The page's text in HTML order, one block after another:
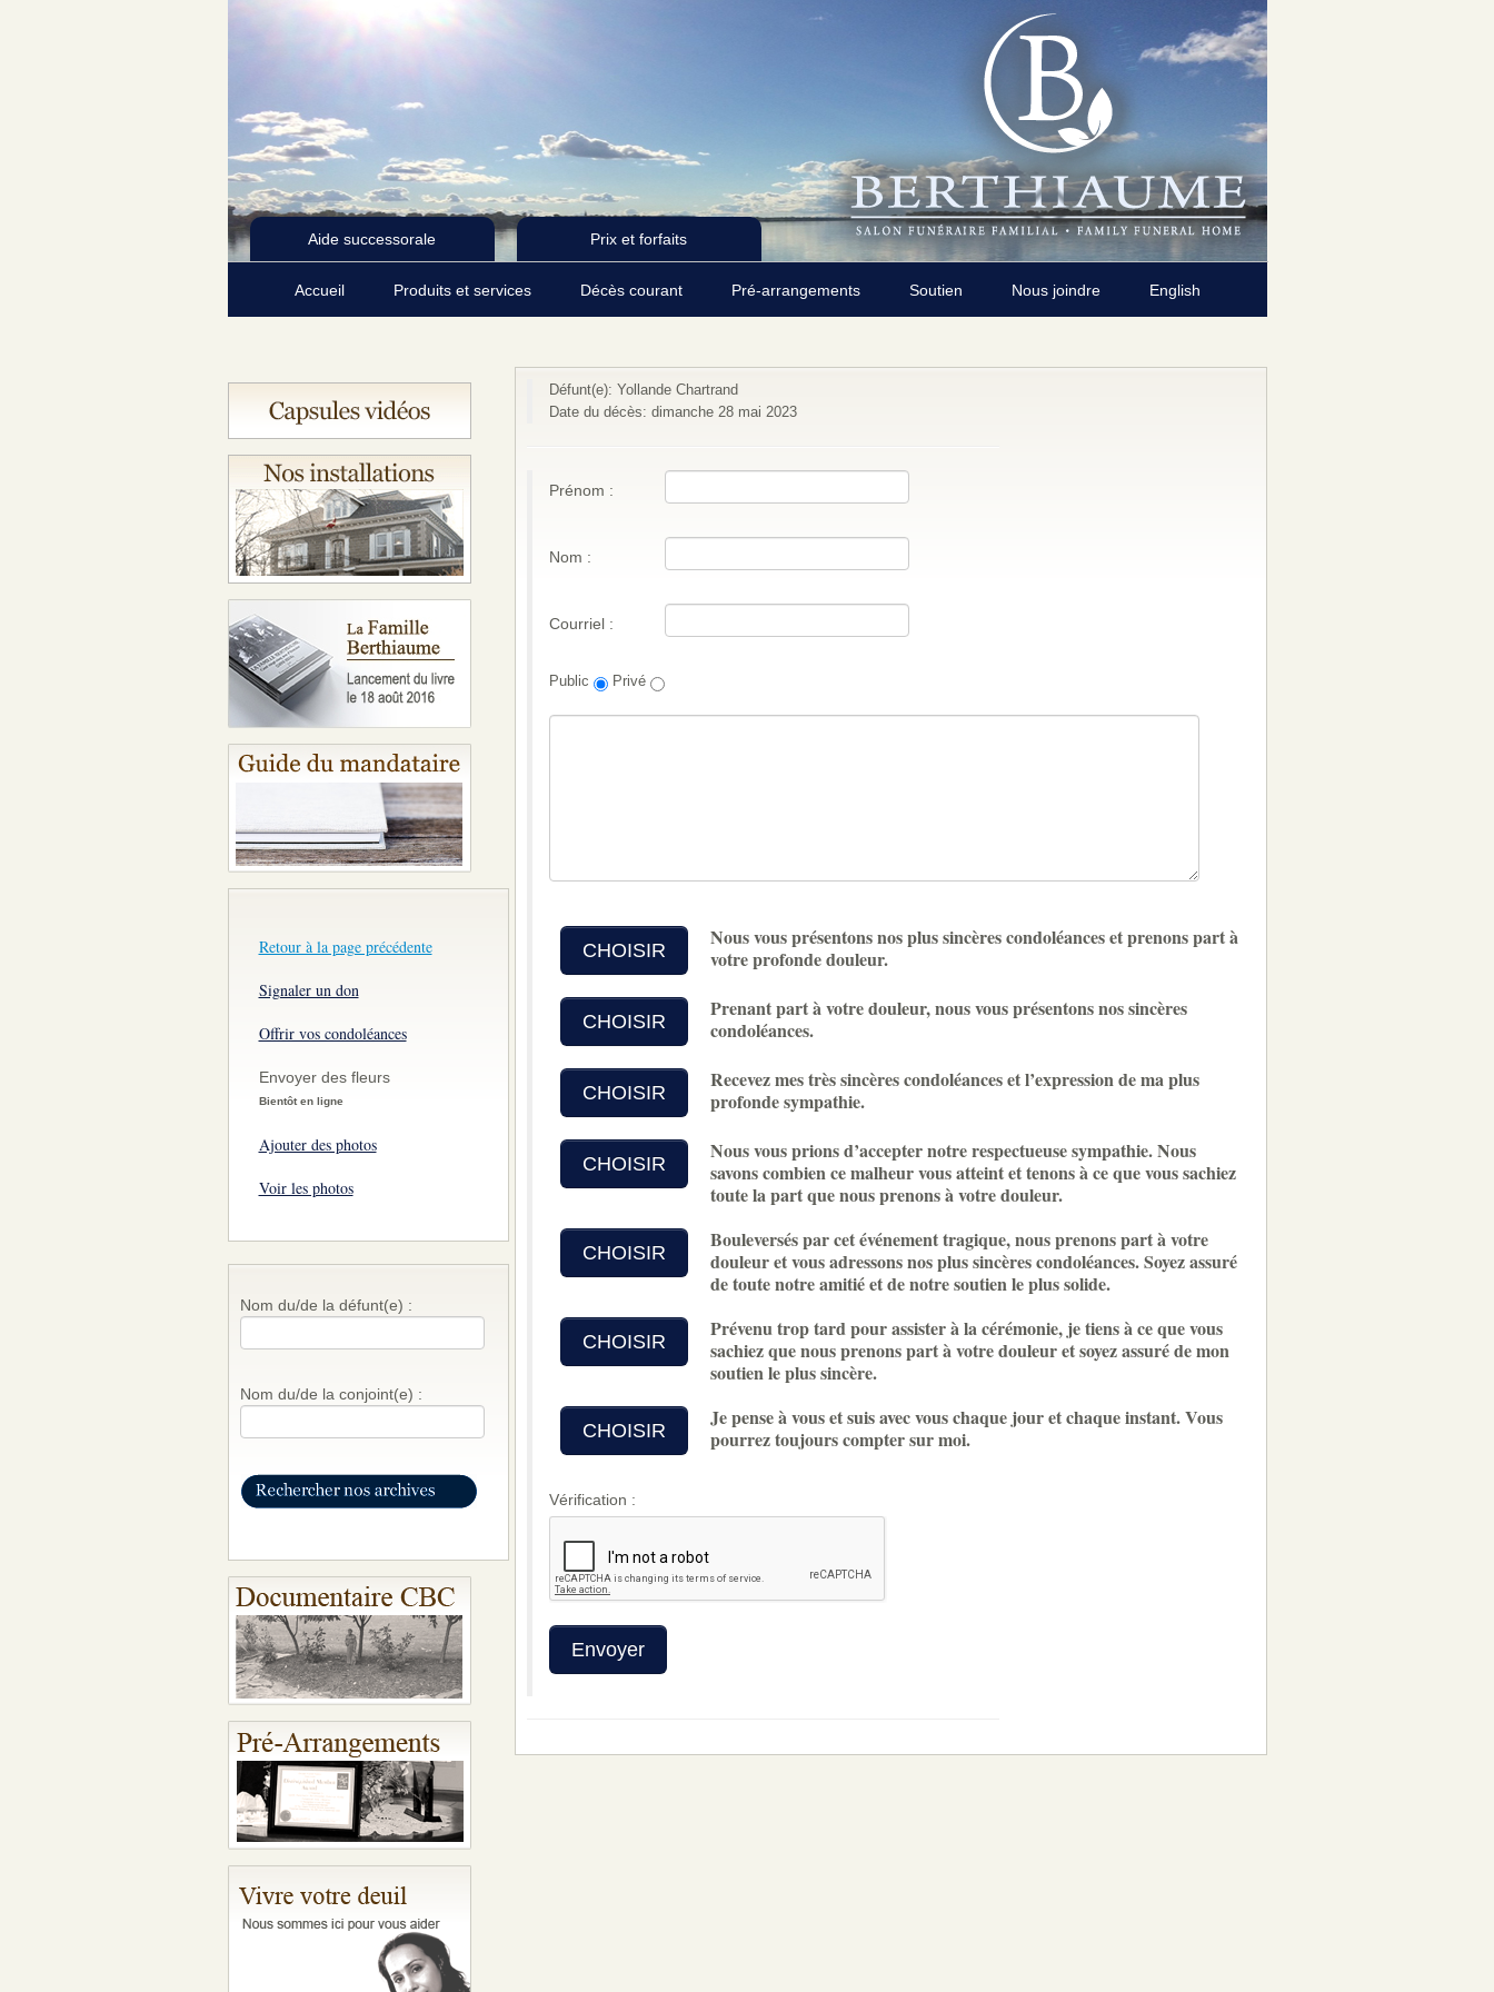
Aide successorale Prix et forfaits
Accueil Produits et services Décès courant Pré-arrangements Soutien Nous joindre English
Retour à la page précédente
Signaler un don
Offrir vos condoléances
Envoyer des fleurs
Bientôt en ligne
Ajouter des photos
Voir les photos
Nom du/de la défunt(e) :
Nom du/de la conjoint(e) :
Défunt(e): Yollande Chartrand
Date du décès: dimanche 28 mai 2023
Prénom :
Nom :
Courriel :
Public Privé
CHOISIR
Nous vous présentons nos plus sincères condoléances et prenons part à
votre profonde douleur.
CHOISIR
Prenant part à votre douleur, nous vous présentons nos sincères
condoléances.
CHOISIR
Recevez mes très sincères condoléances et l’expression de ma plus
profonde sympathie.
CHOISIR
Nous vous prions d’accepter notre respectueuse sympathie. Nous
savons combien ce malheur vous atteint et tenons à ce que vous sachiez
toute la part que nous prenons à votre douleur.
CHOISIR
Bouleversés par cet événement tragique, nous prenons part à votre
douleur et vous adressons nos plus sincères condoléances. Soyez assuré
de toute notre amitié et de notre soutien le plus solide.
CHOISIR
Prévenu trop tard pour assister à la cérémonie, je tiens à ce que vous
sachiez que nous prenons part à votre douleur et soyez assuré de mon
soutien le plus sincère.
CHOISIR
Je pense à vous et suis avec vous chaque jour et chaque instant. Vous
pourrez toujours compter sur moi.
Vérification :